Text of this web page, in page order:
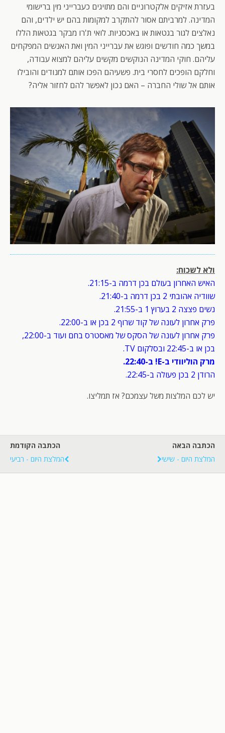
בעזרת אזיקים אלקטרוניים והם מתויגים כעברייני מין ברישומי
המדינה. למרביתם אסור להתקרב למקומות בהם יש ילדים, והם
נאלצים לגור בגטאות או באכסניות. לואי ת'רו מבקר בגטאות הללו
במשך כמה חודשים ופוגש את עברייני המין ואת האנשים המפקחים
עליהם. חוקי המדינה הנוקשים מקשים עליהם למצוא עבודה,
וחלקם הופכים לחסרי בית. פשעיהם הפכו אותם למנודים והובילו
אותם אל שולי החברה – האם נכון לאפשר להם לחזור אליה?
ולא לשכוח:
האיש האחרון בעולם בכן דרמה ב-21:15.
שוודיה אהובתי 2 בכן דרמה ב-21:40.
נשים פצצה 2 בערוץ 1 ב-21:55.
פרק אחרון לעונה של קוד שרוף 2 בכן או ב-22:00.
פרק אחרון לעונה של הסקס של מאסטרס בחם ועוד ב-22:00,
בכן או ב-22:45 ובסלקום TV.
מרק הוליוודי ב-E! ב-22:40.
הרודן 2 בכן פעולה ב-22:45.
יש לכם המלצות משל עצמכם? אז תמליצו.
הכתבה הקודמת
המלצת היום - רביעי
הכתבה הבאה
המלצת היום - שישי